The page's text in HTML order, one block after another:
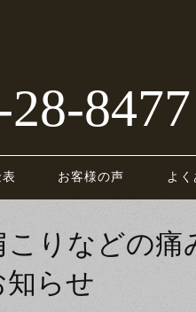
お客様の声 よ
8477
りなどの
らせ